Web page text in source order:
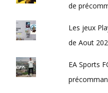
de
Les jeux
de Aout
EA Sports